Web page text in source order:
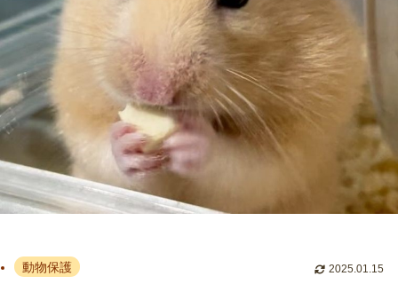
動物保護
2025.01.15